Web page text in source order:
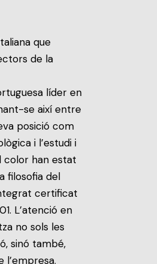
que
de la
líder en
se així entre
posició com
i l’estudi i
color han estat
filosofia del
certificat
L’atenció en
no sols les
sinó també,
l’empresa.